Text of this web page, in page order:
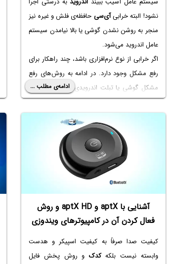
نشود! البته خرابیآی‌سی حافظه‌ی فلش و غیره نیز
منجر به روشن نشدن گوشی یا بالا نیامدن سیستم
عامل اندروید می‌شود.
اگر خرابی از نوع نرم‌افزاری باشد، چند راهکار برای
رفع مشکل وجود دارد. در ادامه به روش‌های رفع
مشکل گوشی یا تبلت اندرویدی که سیستم عامل
آن بوت نمی‌شود می‌پردازیم.
ادامه‌ی مطلب ...
آشنایی با aptX و aptX HD و روش
فعال کردن آن در کامپیوترهای ویندوزی
کیفیت صدا صرفاً به کیفیت اسپیکر و هدست
وابسته نیست بلکهکدک و روش پخش فایل